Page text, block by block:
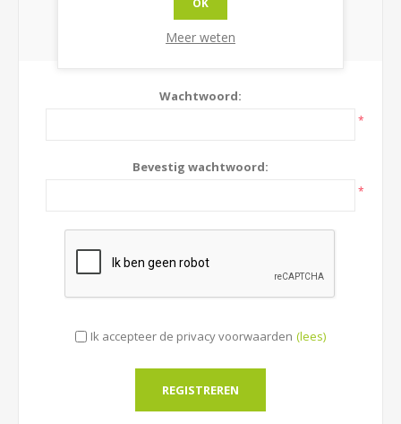
UW WACHTWOORD
Wachtwoord:
*
Bevestig wachtwoord:
*
Ik accepteer de privacy voorwaarden (lees)
Meer weten